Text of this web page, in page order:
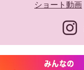
ショート動画